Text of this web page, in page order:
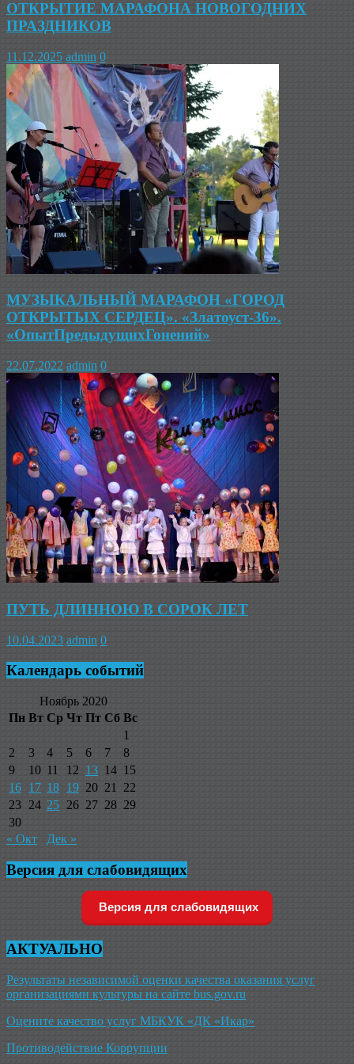
ОТКРЫТИЕ МАРАФОНА НОВОГОДНИХ
ПРАЗДНИКОВ
11.12.2025 admin 0
МУЗЫКАЛЬНЫЙ МАРАФОН «ГОРОД
ОТКРЫТЫХ СЕРДЕЦ». «Златоуст-36».
«ОпытПредыдущихГонений»
22.07.2022 admin 0
ПУТЬ ДЛИННОЮ В СОРОК ЛЕТ
10.04.2023 admin 0
Календарь событий
Ноябрь 2020
Пн Вт Ср Чт Пт Сб Вс
1
2
3 4 5 6 7
8
9
10 11 12 13 14 15
16 17 18 19 20 21
22
23 24 25 26 27 28 29
30
« Окт
Дек »
Версия для слабовидящих
Версия для слабовидящих
АКТУАЛЬНО
Результаты независимой оценки качества оказания услуг
организациями культуры на сайте bus.gov.ru
Оцените качество услуг МБКУК «ДК «Икар»
Противодействие Коррупции